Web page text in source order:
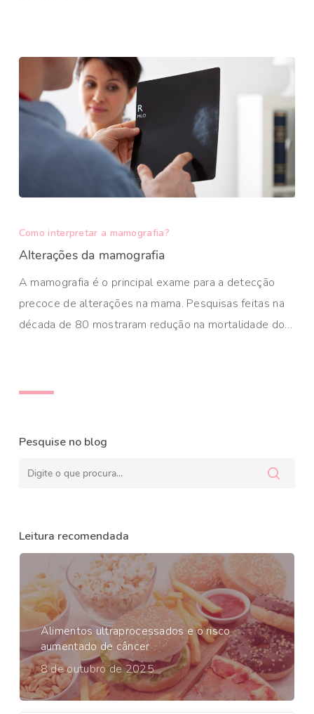
Como interpretar a mamografia?
Alterações da mamografia
A mamografia é o principal exame para a detecção
precoce de alterações na mama. Pesquisas feitas na
década de 80 mostraram redução na mortalidade do…
Pesquise no blog
Leitura recomendada
Alimentos ultraprocessados e o risco
aumentado de câncer
8 de outubro de 2025